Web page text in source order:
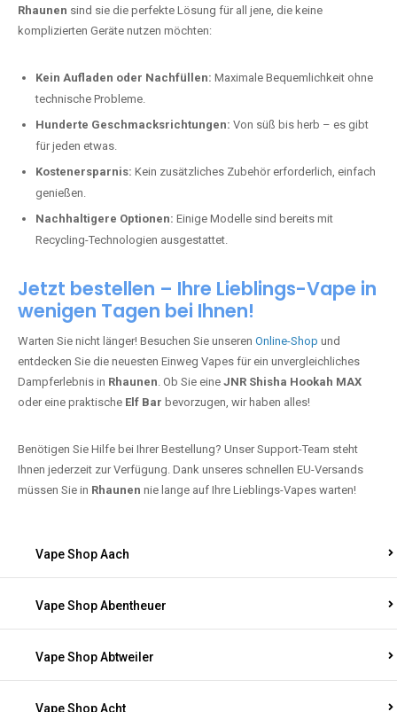
Rhaunen sind sie die perfekte Lösung für all jene, die keine
komplizierten Geräte nutzen möchten:
Kein Aufladen oder Nachfüllen: Maximale Bequemlichkeit ohne
technische Probleme.
Hunderte Geschmacksrichtungen: Von süß bis herb – es gibt
für jeden etwas.
Kostenersparnis: Kein zusätzliches Zubehör erforderlich, einfach
genießen.
Nachhaltigere Optionen: Einige Modelle sind bereits mit
Recycling-Technologien ausgestattet.
Jetzt bestellen – Ihre Lieblings-Vape in
wenigen Tagen bei Ihnen!
Warten Sie nicht länger! Besuchen Sie unseren Online-Shop und
entdecken Sie die neuesten Einweg Vapes für ein unvergleichliches
Dampferlebnis in Rhaunen. Ob Sie eine JNR Shisha Hookah MAX
oder eine praktische Elf Bar bevorzugen, wir haben alles!
Benötigen Sie Hilfe bei Ihrer Bestellung? Unser Support-Team steht
Ihnen jederzeit zur Verfügung. Dank unseres schnellen EU-Versands
müssen Sie in Rhaunen nie lange auf Ihre Lieblings-Vapes warten!
Vape Shop Aach
Vape Shop Abentheuer
Vape Shop Abtweiler
Vape Shop Acht